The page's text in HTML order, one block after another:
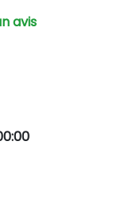
avis